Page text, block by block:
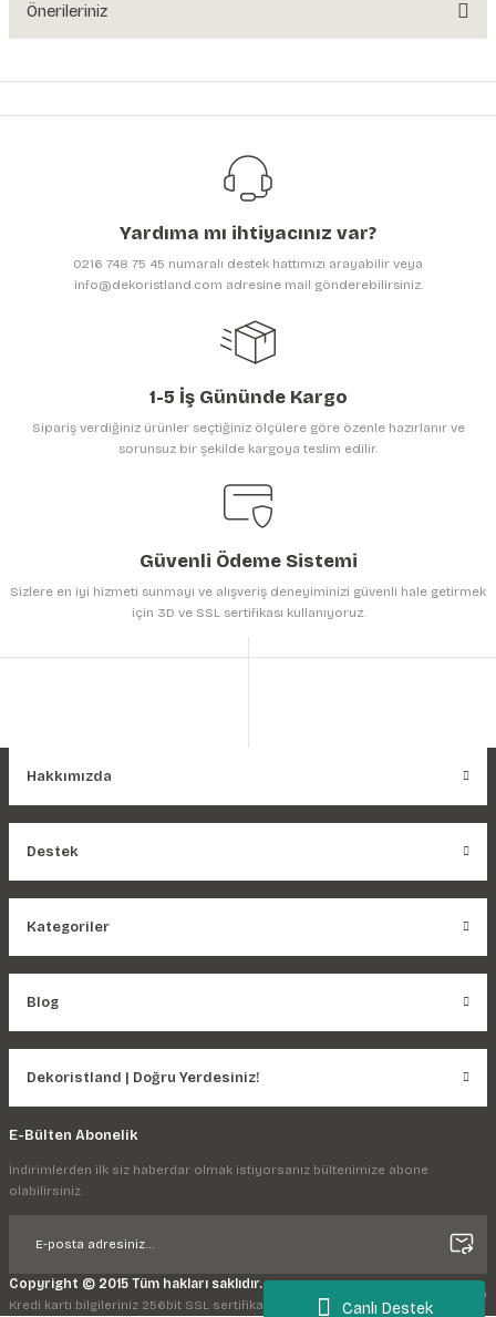
Canlı Destek
Önerileriniz
yetersiz gördüğünüz noktaları öneri formunu kullanarak tarafımıza
Görüş ve önerileriniz için teşekkür ederiz.
Ürün resmi kalitesiz, bozuk veya görüntülenemiyor.
Ürün bilgilerinde hatalar bulunuyor.
Gönder
Yardıma mı ihtiyacınız var?
0216 748 75 45 numaralı destek hattımızı arayabilir veya
info@dekoristland.com adresine mail gönderebilirsiniz.
1-5 İş Gününde Kargo
Sipariş verdiğiniz ürünler seçtiğiniz ölçülere göre özenle hazırlanır ve
sorunsuz bir şekilde kargoya teslim edilir.
Güvenli Ödeme Sistemi
Sizlere en iyi hizmeti sunmayı ve alışveriş deneyiminizi güvenli hale getirmek
için 3D ve SSL sertifikası kullanıyoruz.
Hakkımızda
Destek
Kategoriler
Blog
Dekoristland | Doğru Yerdesiniz!
E-Bülten Abonelik
İndirimlerden ilk siz haberdar olmak istiyorsanız bültenimize abone
olabilirsiniz.
Copyright © 2015 Tüm hakları saklıdır.
Kredi kartı bilgileriniz 256bit SSL sertifikası ile korunmaktadır.